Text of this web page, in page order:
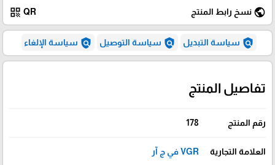
public نسخ رابط المنتج QR
qr_code
policy سياسة التبديل policy سياسة التوصيل policy سياسة الإلغاء
تفاصيل المنتج
رقم المنتج 178
العلامة التجارية VGR في ج آر